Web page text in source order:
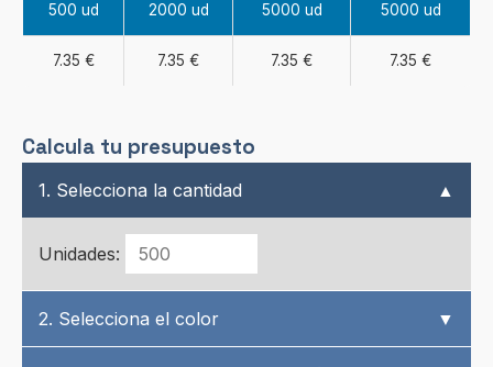
500 ud
2000 ud
5000 ud
5000 ud
7.35 € 7.35 € 7.35 € 7.35 €
Calcula tu presupuesto
1. Selecciona la cantidad ▲
Unidades:
2. Selecciona el color ▼